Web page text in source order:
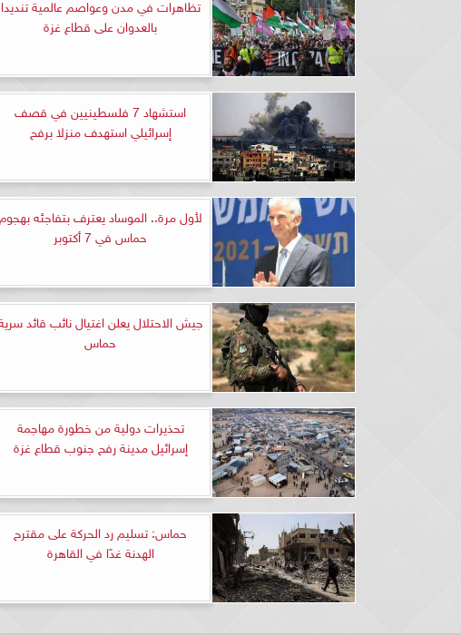
تظاهرات في مدن وعواصم عالمية تنديدا
بالعدوان على قطاع غزة
استشهاد 7 فلسطينيين في قصف
إسرائيلي استهدف منزلا برفح
لأول مرة.. الموساد يعترف بتفاجئه بهجوم
حماس في 7 أكتوبر
جيش الاحتلال يعلن اغتيال نائب قائد
حماس
تحذيرات دولية من خطورة مهاجمة
إسرائيل مدينة رفح جنوب قطاع غزة
حماس: تسليم رد الحركة على مقترح
الهدنة غدًا في القاهرة